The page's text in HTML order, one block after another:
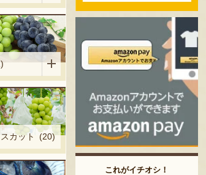
カット (20)
これがイチオシ！